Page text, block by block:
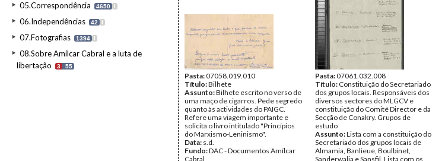
05.Correspondência 4650 I
06.Independências 42 I
07.Fotografias 1394 I
08.Sobre Amílcar Cabral e a luta de
libertação
3 55
Pasta:07058.019.010
Título:Bilhete
Assunto:Bilhete escrito no verso de
uma maço de cigarros. Pede segredo
quanto às actividades do PAIGC.
Refere uma viagem importante e
solicita o livro intitulado "Princípios
do Marxismo-Leninismo".
Data: s.d.
Fundo:DAC - Documentos Amílcar
Cabral
Pasta:07061.032.008
Título: Constituição do Secretariado
dos grupos locais. Responsáveis dos
diversos sectores do MLGCV e
constituição do Comité Director e da
Secção de Conakry. Grupos de
estudo
Assunto:Lista com a constituição do
Secretariado dos grupos locais de
Almamia, Banlieue, Boulbinet,
Sanderwalia e Sansfil. Lista com os